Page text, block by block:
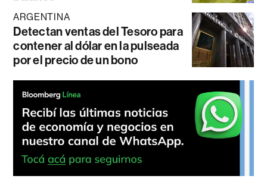
ARGENTINA
Detectan ventas del Tesoro para
contener al dólar en la pulseada
por el precio de un bono